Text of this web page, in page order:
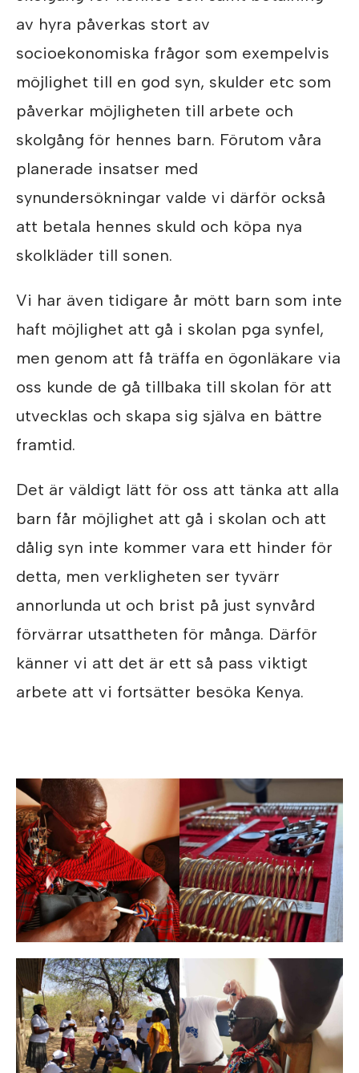
av hyra påverkas stort av
socioekonomiska frågor som exempelvis
möjlighet till en god syn, skulder etc som
påverkar möjligheten till arbete och
skolgång för hennes barn. Förutom våra
planerade insatser med
synundersökningar valde vi därför också
att betala hennes skuld och köpa nya
skolkläder till sonen.
Vi har även tidigare år mött barn som inte
haft möjlighet att gå i skolan pga synfel,
men genom att få träffa en ögonläkare via
oss kunde de gå tillbaka till skolan för att
utvecklas och skapa sig själva en bättre
framtid.
Det är väldigt lätt för oss att tänka att alla
barn får möjlighet att gå i skolan och att
dålig syn inte kommer vara ett hinder för
detta, men verkligheten ser tyvärr
annorlunda ut och brist på just synvård
förvärrar utsattheten för många. Därför
känner vi att det är ett så pass viktigt
arbete att vi fortsätter besöka Kenya.